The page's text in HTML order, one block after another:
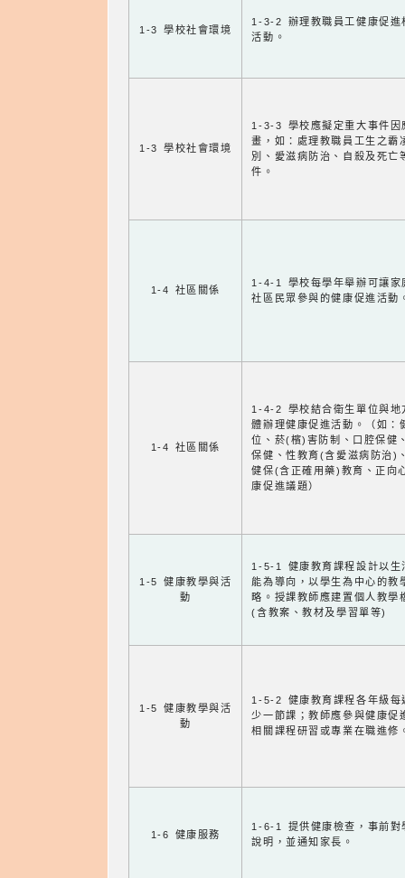
1-3 學校社會環境
1-3-2 辦理教職員工健康促進
活動。
1-3 學校社會環境
1-3-3 學校應擬定重大事件因
畫，如：處理教職員工生之霸
別、愛滋病防治、自殺及死亡
件。
1-4 社區關係
1-4-1 學校每學年舉辦可讓家
社區民眾參與的健康促進活動
1-4 社區關係
1-4-2 學校結合衛生單位與地
體辦理健康促進活動。（如：
位、菸(檳)害防制、口腔保健
保健、性教育(含愛滋病防治)
健保(含正確用藥)教育、正向
康促進議題）
1-5 健康教學與活
動
1-5-1 健康教育課程設計以生
能為導向，以學生為中心的教
略。授課教師應建置個人教學
(含教案、教材及學習單等)
1-5 健康教學與活
動
1-5-2 健康教育課程各年級每
少一節課；教師應參與健康促
相關課程研習或專業在職進修
1-6 健康服務
1-6-1 提供健康檢查，事前對
說明，並通知家長。